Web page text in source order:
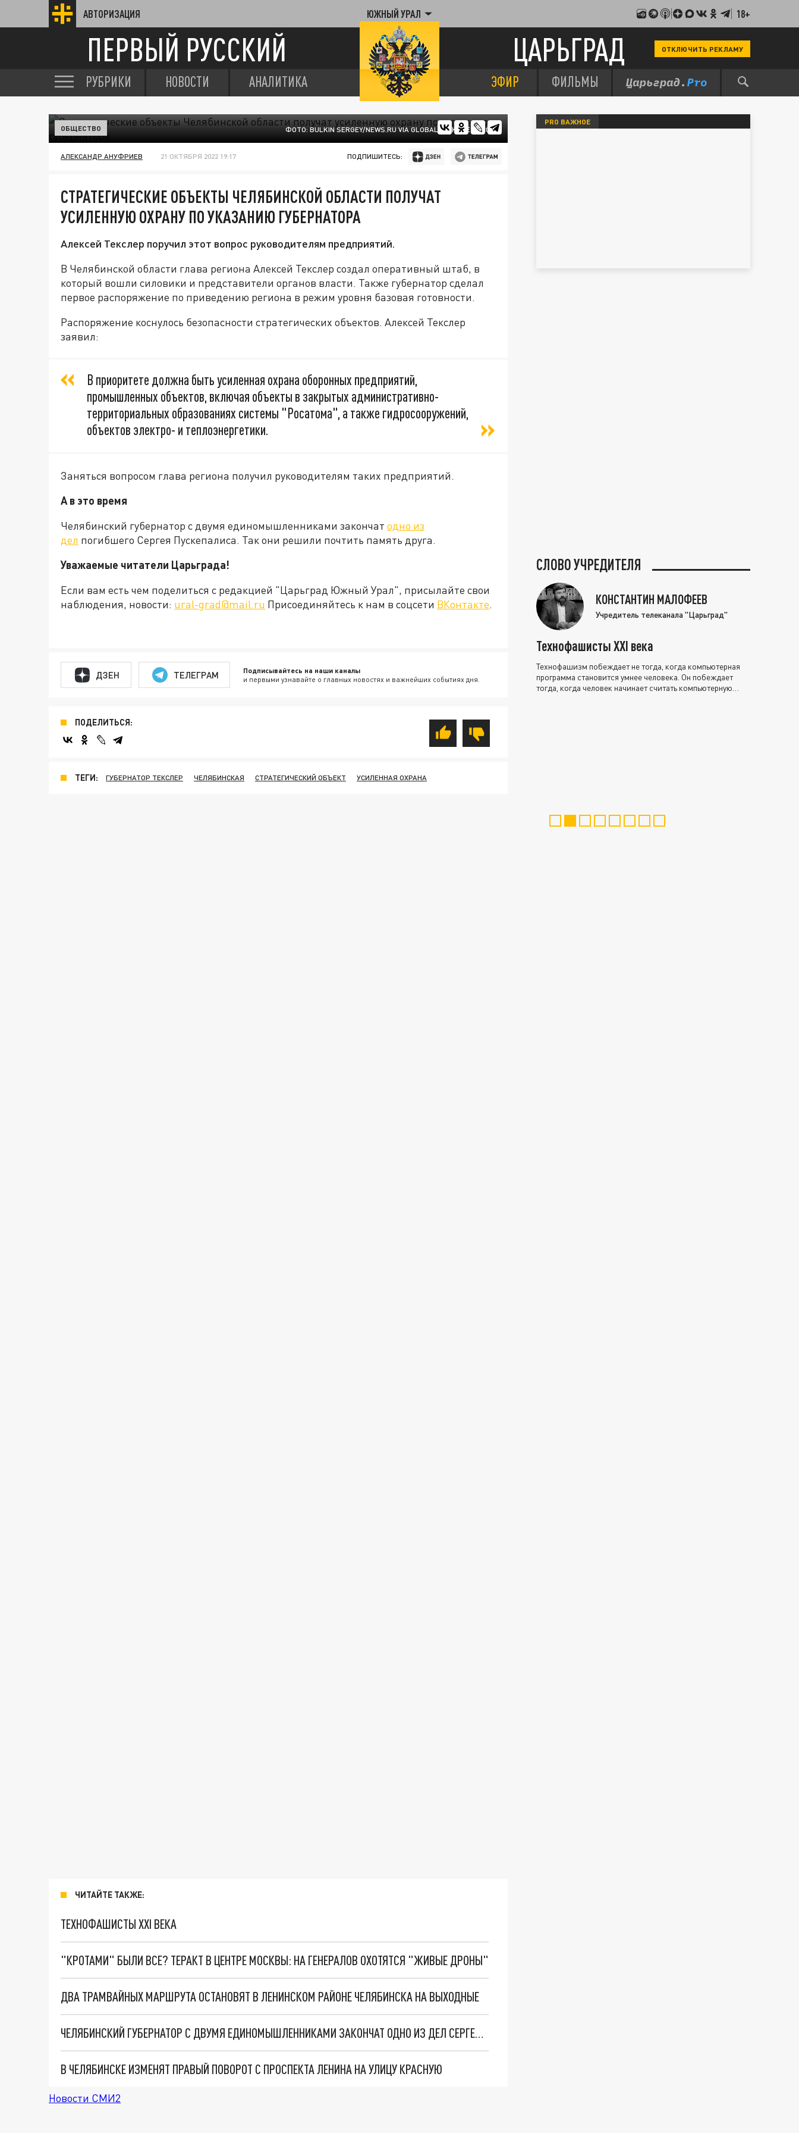
АВТОРИЗАЦИЯ ЮЖНЫЙ УРАЛ 18+
ПЕРВЫЙ РУССКИЙ ЦАРЬГРАД ОТКЛЮЧИТЬ РЕКЛАМУ
РУБРИКИ НОВОСТИ АНАЛИТИКА ЭФИР ФИЛЬМЫ
ФОТО: BULKIN SERGEY/NEWS.RU VIA GLOBALLOOKPRESS.COM
ОБЩЕСТВО
АЛЕКСАНДР АНУФРИЕВ 21 ОКТЯБРЯ 2022 19:17 ПОДПИШИТЕСЬ:
СТРАТЕГИЧЕСКИЕ ОБЪЕКТЫ ЧЕЛЯБИНСКОЙ ОБЛАСТИ ПОЛУЧАТ
УСИЛЕННУЮ ОХРАНУ ПО УКАЗАНИЮ ГУБЕРНАТОРА
Алексей Текслер поручил этот вопрос руководителям предприятий.
В Челябинской области глава региона Алексей Текслер создал оперативный штаб, в
который вошли силовики и представители органов власти. Также губернатор сделал
первое распоряжение по приведению региона в режим уровня базовая готовности.
Распоряжение коснулось безопасности стратегических объектов. Алексей Текслер
заявил:
В приоритете должна быть усиленная охрана оборонных предприятий,
промышленных объектов, включая объекты в закрытых административно-
территориальных образованиях системы "Росатома", а также гидросооружений,
объектов электро- и теплоэнергетики.
Заняться вопросом глава региона получил руководителям таких предприятий.
А в это время
Челябинский губернатор с двумя единомышленниками закончат одно из
дел погибшего Сергея Пускепалиса. Так они решили почтить память друга.
Уважаемые читатели Царьграда!
Если вам есть чем поделиться с редакцией "Царьград Южный Урал", присылайте свои
наблюдения, новости: ural-grad@mail.ru Присоединяйтесь к нам в соцсети ВКонтакте.
ДЗЕН ТЕЛЕГРАМ Подписывайтесь на наши каналы
и первыми узнавайте о главных новостях и важнейших событиях дня.
ПОДЕЛИТЬСЯ:
ТЕГИ: ГУБЕРНАТОР ТЕКСЛЕР ЧЕЛЯБИНСКАЯ СТРАТЕГИЧЕСКИЙ ОБЪЕКТ УСИЛЕННАЯ ОХРАНА
ЧИТАЙТЕ ТАКЖЕ:
ТЕХНОФАШИСТЫ XXI ВЕКА
"КРОТАМИ" БЫЛИ ВСЕ? ТЕРАКТ В ЦЕНТРЕ МОСКВЫ: НА ГЕНЕРАЛОВ ОХОТЯТСЯ "ЖИВЫЕ ДРОНЫ"
ДВА ТРАМВАЙНЫХ МАРШРУТА ОСТАНОВЯТ В ЛЕНИНСКОМ РАЙОНЕ ЧЕЛЯБИНСКА НА ВЫХОДНЫЕ
ЧЕЛЯБИНСКИЙ ГУБЕРНАТОР С ДВУМЯ ЕДИНОМЫШЛЕННИКАМИ ЗАКОНЧАТ ОДНО ИЗ ДЕЛ СЕРГЕЯ ПУСКЕПАЛИСА
В ЧЕЛЯБИНСКЕ ИЗМЕНЯТ ПРАВЫЙ ПОВОРОТ С ПРОСПЕКТА ЛЕНИНА НА УЛИЦУ КРАСНУЮ
Новости СМИ2
PRO ВАЖНОЕ
СЛОВО УЧРЕДИТЕЛЯ
КОНСТАНТИН МАЛОФЕЕВ
Учредитель телеканала "Царьград"
Технофашисты XXI века
Технофашизм побеждает не тогда, когда компьютерная
программа становится умнее человека. Он побеждает
тогда, когда человек начинает считать компьютерную